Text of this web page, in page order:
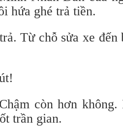
hứa ghé trả tiền.
Từ chỗ sửa xe
còn hơn
trần gian.